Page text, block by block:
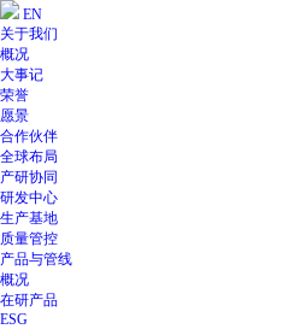
EN
关于我们
概况
大事记
荣誉
愿景
合作伙伴
全球布局
产研协同
研发中心
生产基地
质量管控
产品与管线
概况
在研产品
ESG